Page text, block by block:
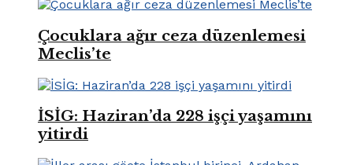
Çocuklara ağır ceza düzenlemesi
Meclis’te
İSİG: Haziran’da 228 işçi yaşamını
yitirdi